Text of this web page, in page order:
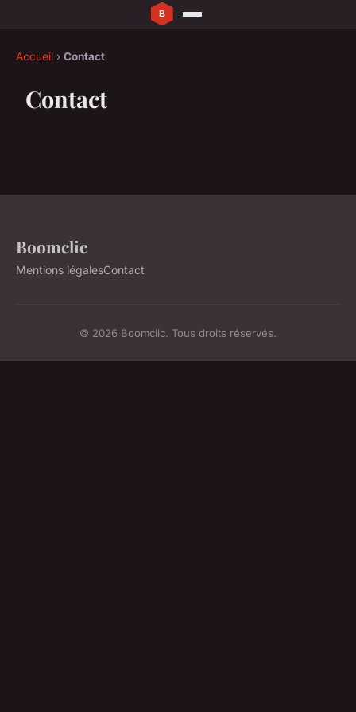
Accueil › Contact
Contact
Boomclic
Mentions légalesContact
© 2026 Boomclic. Tous droits réservés.